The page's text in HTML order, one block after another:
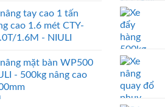
tay cao 1 tấn
cao 1.6 mét CTY-
1.6M - NIULI
mặt bàn WP500
- 500kg nâng cao